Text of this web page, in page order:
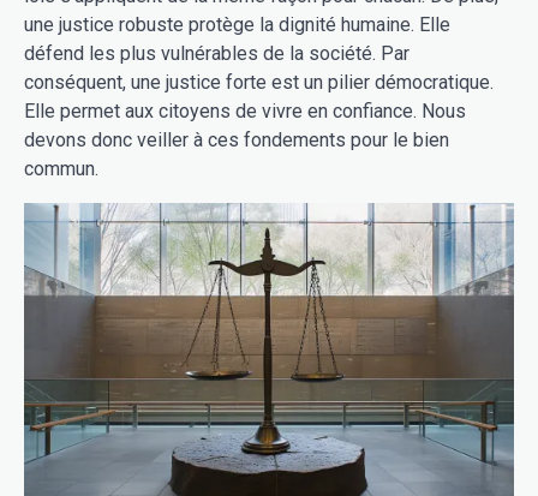
une justice robuste protège la dignité humaine. Elle
défend les plus vulnérables de la société. Par
conséquent, une justice forte est un pilier démocratique.
Elle permet aux citoyens de vivre en confiance. Nous
devons donc veiller à ces fondements pour le bien
commun.